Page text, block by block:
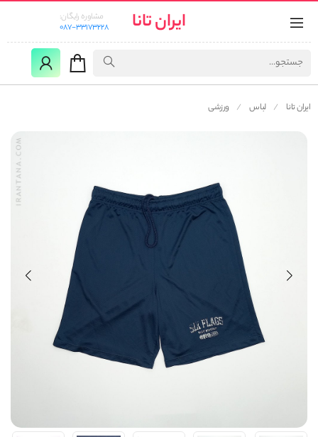
ایران تانا
مشاوره رایگان:
087-33173228
ایران تانا لباس ورزشی